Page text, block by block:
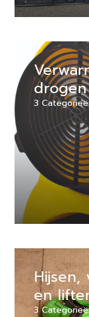
drogen
3
Hijsen,
en
3